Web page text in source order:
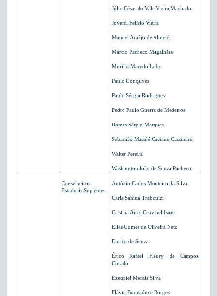
Júlio César do Vale Vieira Machado
Juverci Felício Vieira
Manoel Araújo de Almeida
Márcio Pacheco Magalhães
Murillo Macedo Lobo
Paulo Gonçalves
Paulo Sérgio Rodrigues
Pedro Paulo Guerra de Medeiros
Romes Sérgio Marques
Sebastião Macalé Caciano Cassimiro
Walter Pereira
Washington João de Souza Pacheco
Conselheiros
Estaduais Suplentes
Antônio Carlos Monteiro da Silva
Carla Sahiun Traboulzi
Cristina Aires Cruvinel Isaac
Elias Gomes de Oliveira Neto
Eurico de Souza
Érico Rafael Fleury de Campos
Curado
Ezequiel Morais Silva
Flávio Buonaduce Borges